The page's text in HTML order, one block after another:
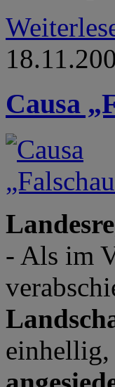
Causa
- Als im
einhellig,